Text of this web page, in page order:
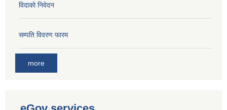
विदाको निवेदन
सम्पति विवरण फारम
more